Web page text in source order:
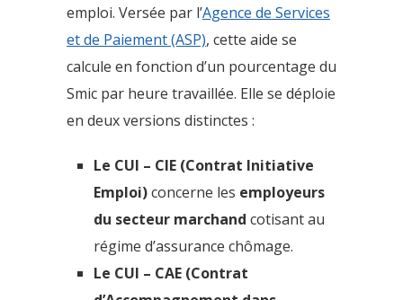
emploi. Versée par l’Agence de Services
et de Paiement (ASP), cette aide se
calcule en fonction d’un pourcentage du
Smic par heure travaillée. Elle se déploie
en deux versions distinctes :
Le CUI – CIE (Contrat Initiative
Emploi)concerne les employeurs
du secteur marchand cotisant au
régime d’assurance chômage.
Le CUI – CAE (Contrat